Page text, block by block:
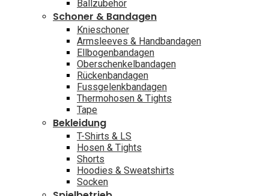
Ballzubehör
Schoner & Bandagen
Knieschoner
Armsleeves & Handbandagen
Ellbogenbandagen
Oberschenkelbandagen
Rückenbandagen
Fussgelenkbandagen
Thermohosen & Tights
Tape
Bekleidung
T-Shirts & LS
Hosen & Tights
Shorts
Hoodies & Sweatshirts
Socken